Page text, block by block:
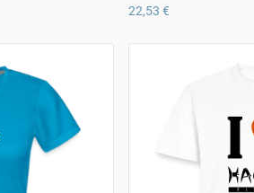
22,53 €